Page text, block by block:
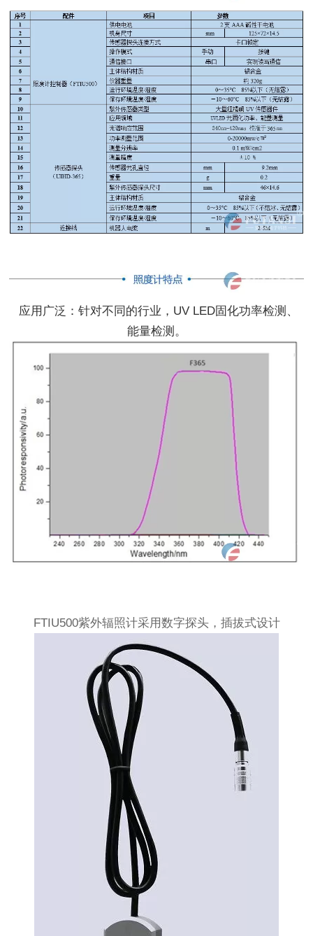
应用广泛：针对不同的行业，UV LED固化功率检测、
能量检测。
FTIU500紫外辐照计采用数字探头，插拔式设计